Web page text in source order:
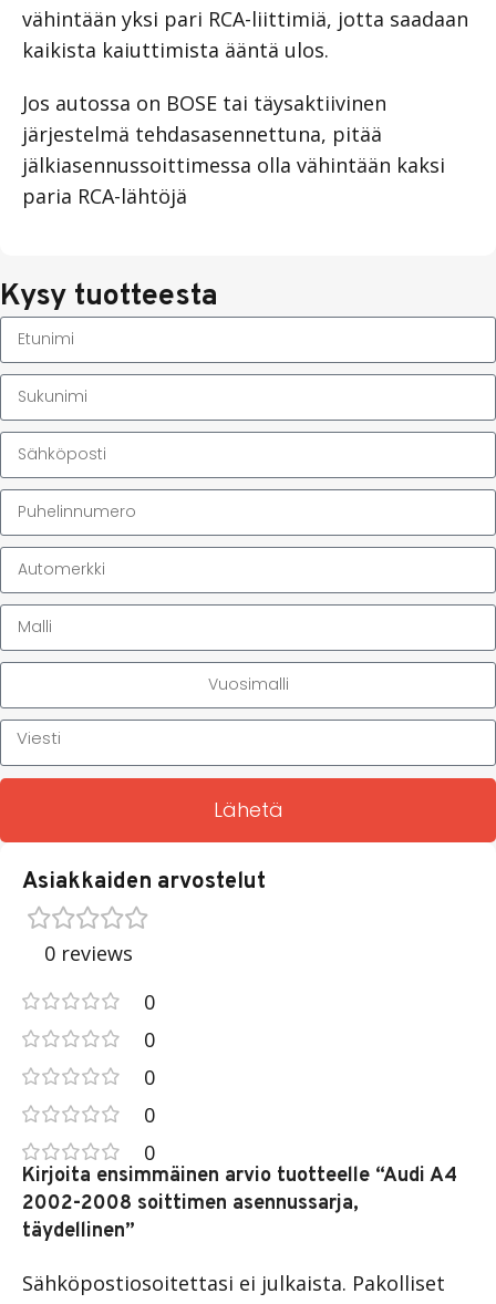
vähintään yksi pari RCA-liittimiä, jotta saadaan
kaikista kaiuttimista ääntä ulos.
Jos autossa on BOSE tai täysaktiivinen
järjestelmä tehdasasennettuna, pitää
jälkiasennussoittimessa olla vähintään kaksi
paria RCA-lähtöjä
Kysy tuotteesta
Lähetä
Asiakkaiden arvostelut
0 reviews
0
0
0
0
0
Kirjoita ensimmäinen arvio tuotteelle “Audi A4
2002-2008 soittimen asennussarja,
täydellinen”
Sähköpostiosoitettasi ei julkaista. Pakolliset